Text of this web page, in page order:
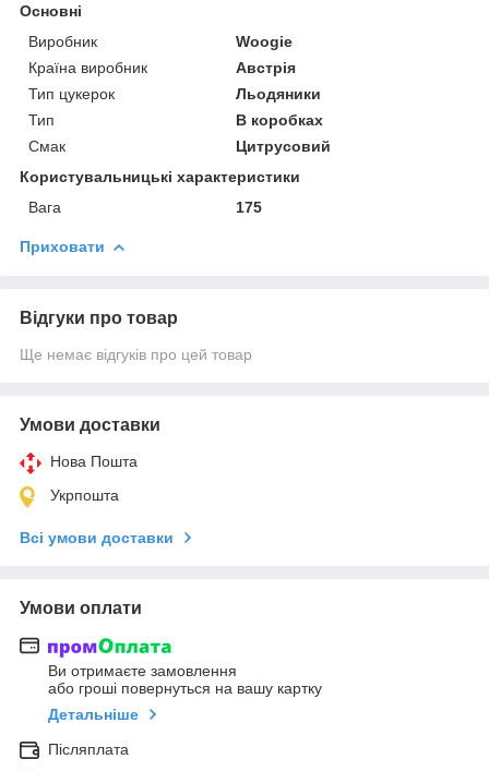
Основні
Виробник
Woogie
Країна виробник
Австрія
Тип цукерок
Льодяники
Тип
В коробках
Смак
Цитрусовий
Користувальницькі характеристики
Вага
175
Приховати
Відгуки про товар
Ще немає відгуків про цей товар
Умови доставки
Нова Пошта
Укрпошта
Всі умови доставки
Умови оплати
Ви отримаєте замовлення
або гроші повернуться на вашу картку
Детальніше
Післяплата